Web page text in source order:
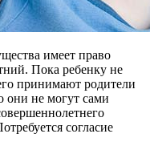
имеет право
Пока ребенку не
принимают родители
они не могут сами
согласие